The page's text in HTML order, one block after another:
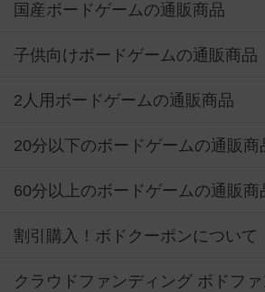
国産ボードゲームの通販商品
子供向けボードゲームの通販商品
2人用ボードゲームの通販商品
20分以下のボードゲームの通販商
60分以上のボードゲームの通販商
割引購入！ボドクーポンについて
クラウドファンディング ボドファ